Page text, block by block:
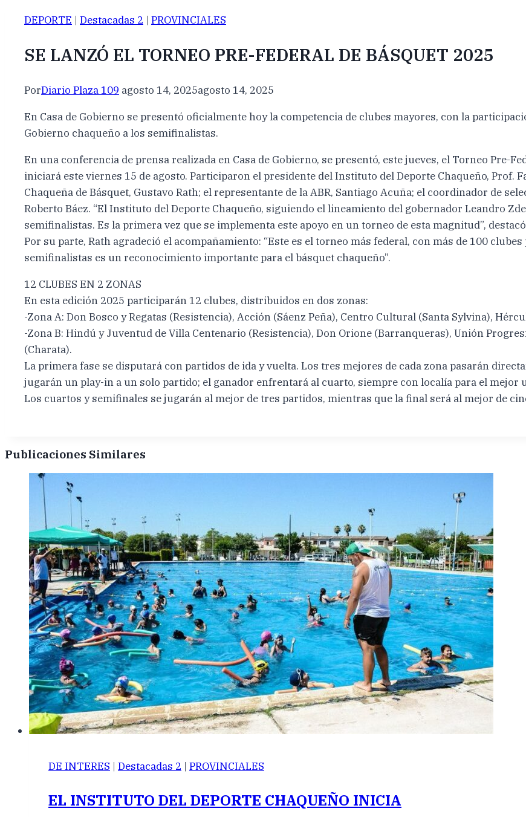
DEPORTE | Destacadas 2 | PROVINCIALES
SE LANZÓ EL TORNEO PRE-FEDERAL DE BÁSQUET 2025
PorDiario Plaza 109 agosto 14, 2025agosto 14, 2025
En Casa de Gobierno se presentó oficialmente hoy la competencia de clubes mayores, con la
Gobierno chaqueño a los semifinalistas.
En una conferencia de prensa realizada en Casa de Gobierno, se presentó, este jueves, el Torneo Pre-
iniciará este viernes 15 de agosto. Participaron el presidente del Instituto del Deporte Chaqueño, Prof.
Chaqueña de Básquet, Gustavo Rath; el representante de la ABR, Santiago Acuña; el coordinador de
Roberto Báez. “El Instituto del Deporte Chaqueño, siguiendo el lineamiento del gobernador Leandro
semifinalistas. Es la primera vez que se implementa este apoyo en un torneo de esta magnitud”,
Por su parte, Rath agradeció el acompañamiento: “Este es el torneo más federal, con más de 100
semifinalistas es un reconocimiento importante para el básquet chaqueño”.
12 CLUBES EN 2 ZONAS
En esta edición 2025 participarán 12 clubes, distribuidos en dos zonas:
-Zona A: Don Bosco y Regatas (Resistencia), Acción (Sáenz Peña), Centro Cultural (Santa Sylvina),
-Zona B: Hindú y Juventud de Villa Centenario (Resistencia), Don Orione (Barranqueras), Unión
(Charata).
La primera fase se disputará con partidos de ida y vuelta. Los tres mejores de cada zona pasarán
jugarán un play-in a un solo partido; el ganador enfrentará al cuarto, siempre con localía para el mejor
Los cuartos y semifinales se jugarán al mejor de tres partidos, mientras que la final será al mejor de
Publicaciones Similares
DE INTERES | Destacadas 2 | PROVINCIALES
EL INSTITUTO DEL DEPORTE CHAQUEÑO INICIA